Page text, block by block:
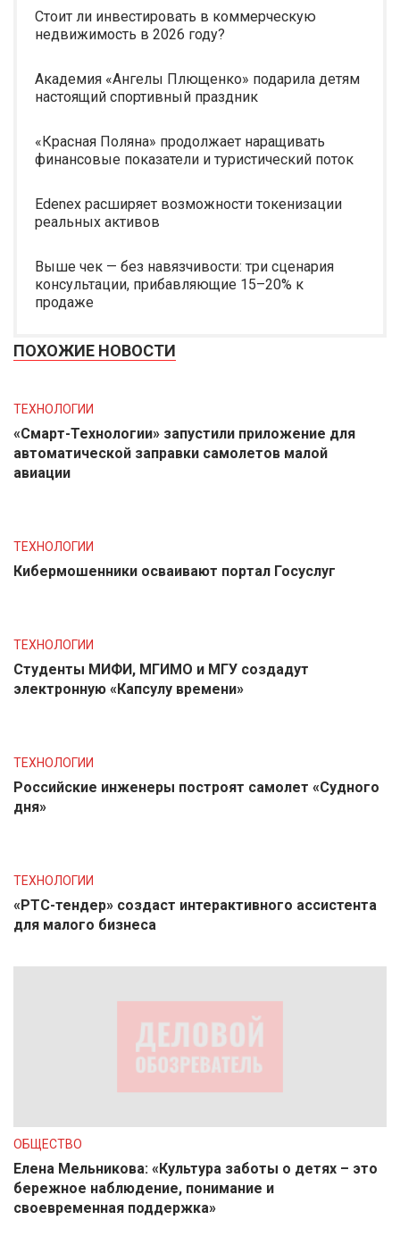
Стоит ли инвестировать в коммерческую
недвижимость в 2026 году?
Академия «Ангелы Плющенко» подарила детям
настоящий спортивный праздник
«Красная Поляна» продолжает наращивать
финансовые показатели и туристический поток
Edenex расширяет возможности токенизации
реальных активов
Выше чек — без навязчивости: три сценария
консультации, прибавляющие 15–20% к
продаже
ПОХОЖИЕ НОВОСТИ
ТЕХНОЛОГИИ
«Смарт-Технологии» запустили приложение для
автоматической заправки самолетов малой
авиации
ТЕХНОЛОГИИ
Кибермошенники осваивают портал Госуслуг
ТЕХНОЛОГИИ
Студенты МИФИ, МГИМО и МГУ создадут
электронную «Капсулу времени»
ТЕХНОЛОГИИ
Российские инженеры построят самолет «Судного
дня»
ТЕХНОЛОГИИ
«РТС-тендер» создаст интерактивного ассистента
для малого бизнеса
ОБЩЕСТВО
Елена Мельникова: «Культура заботы о детях – это
бережное наблюдение, понимание и
своевременная поддержка»